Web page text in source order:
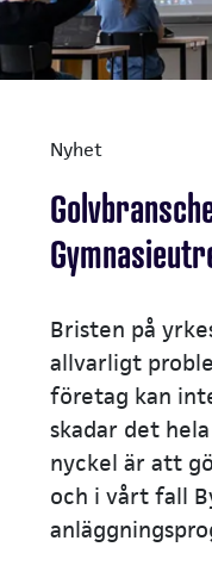
Nyhet
Bristen på
allvarligt
företag kan
skadar det
nyckel är att
och i vårt fall